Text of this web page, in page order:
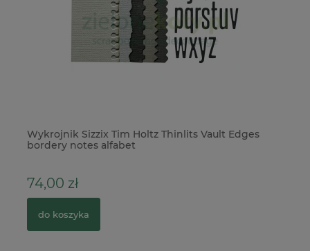
Wykrojnik Sizzix Tim Holtz Thinlits Vault Edges
bordery notes alfabet
74,00 zł
do koszyka